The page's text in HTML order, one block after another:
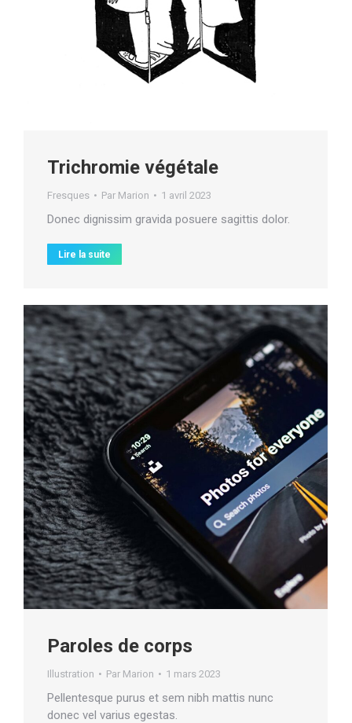
Trichromie végétale
Fresques Par Marion 1 avril 2023
Donec dignissim gravida posuere sagittis dolor.
Lire la suite
Paroles de corps
Illustration Par Marion 1 mars 2023
Pellentesque purus et sem nibh mattis nunc
donec vel varius egestas.